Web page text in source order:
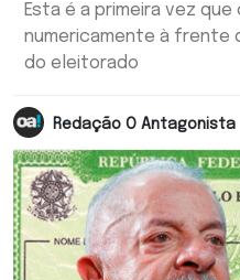
Esta é a primeira vez
numericamente à frente
do eleitorado
Redação O Antagonista